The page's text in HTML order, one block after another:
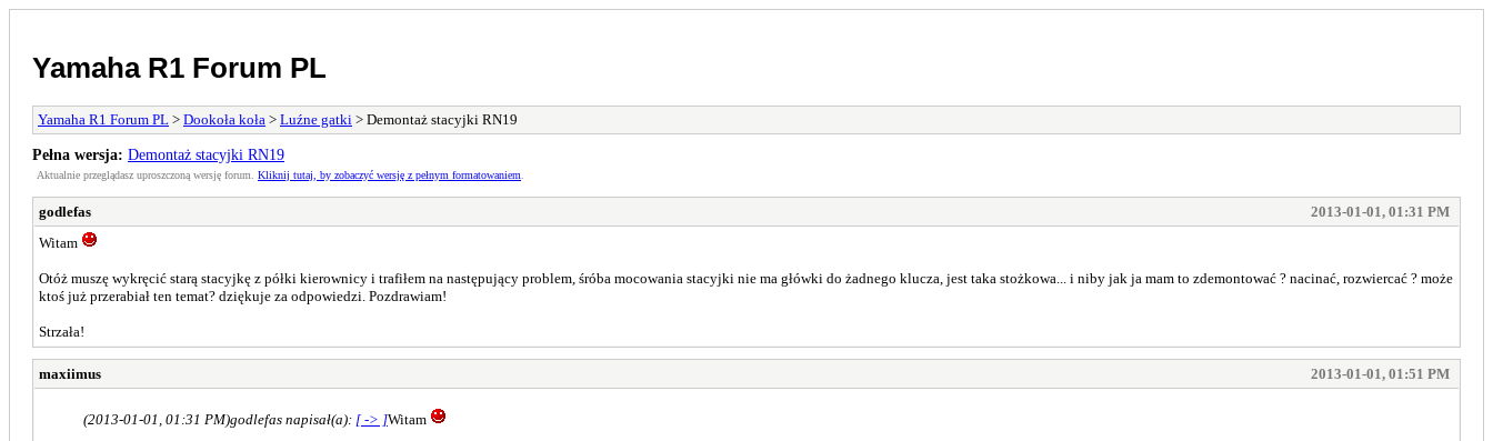
Yamaha R1 Forum PL
Yamaha R1 Forum PL > Dookoła koła > Luźne gatki > Demontaż stacyjki RN19
Pełna wersja: Demontaż stacyjki RN19
Aktualnie przeglądasz uproszczoną wersję forum. Kliknij tutaj, by zobaczyć wersję z pełnym formatowaniem
godlefas
2013-01-01, 01:31 PM
Witam
Otóż muszę wykręcić starą stacyjkę z półki kierownicy i trafiłem na następujący problem, śróba mocowania stacyjki nie ma główki do żadnego klucza, jest taka stożkowa... i niby jak ja mam to zdemontować ? nacinać, rozwiercać ? może
ktoś już przerabiał ten temat? dziękuje za odpowiedzi. Pozdrawiam!
Strzała!
maxiimus 2013-01-01, 01:51 PM
(2013-01-01, 01:31 PM)godlefas napisał(a): [ -> ]Witam